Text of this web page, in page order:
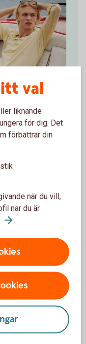
shirts, skjortor,
att ta del av
2026.
för
val
liknande
för dig. Det
förbättrar din
när du vill,
när du är
.